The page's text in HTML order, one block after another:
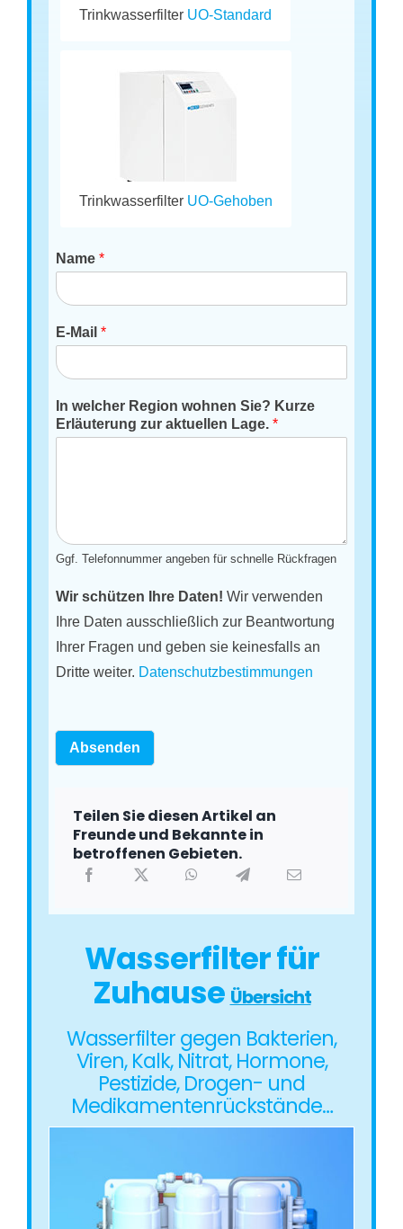
Trinkwasserfilter UO-Standard
Trinkwasserfilter UO-Gehoben
Name*
E-Mail*
In welcher Region wohnen Sie? Kurze
Erläuterung zur aktuellen Lage.*
Ggf. Telefonnummer angeben für schnelle Rückfragen
Wir schützen Ihre Daten! Wir verwenden
Ihre Daten ausschließlich zur Beantwortung
Ihrer Fragen und geben sie keinesfalls an
Dritte weiter. Datenschutzbestimmungen
Absenden
Teilen Sie diesen Artikel an
Freunde und Bekannte in
betroffenen Gebieten.
Wasserfilter für
ZuhauseÜbersicht
Wasserfilter gegen Bakterien,
Viren, Kalk, Nitrat, Hormone,
Pestizide, Drogen- und
Medikamentenrückstände…